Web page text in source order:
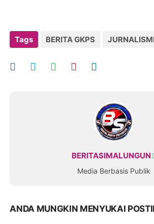
Tags BERITA GKPS
BERITASIMALUNGUN
Media Berbasis Publik
ANDA MUNGKIN MENYUKAI